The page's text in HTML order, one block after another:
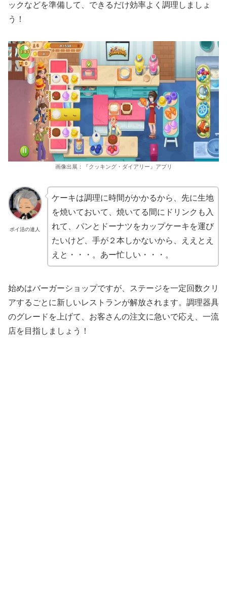
ックなどを準備して、できるだけ効率よく調理しましょ
う！
画像出展：『クッキング・ダイアリー』アプリ
ポイ活の達人
ケーキは調理に時間がかかるから、先に生地
を焼いておいて、焼いてる間にドリンクも入
れて、パンとドーナツをカップケーキを運び
たいけど、手が２本しかないから、ええとえ
えと・・・。あー忙しい・・・。
始めはバーガーショップですが、ステージを一定回数クリ
アするごとに新しいレストランが解放されます。調理器具
のグレードを上げて、お客さんの注文に急いで応え、一流
店を目指しましょう！